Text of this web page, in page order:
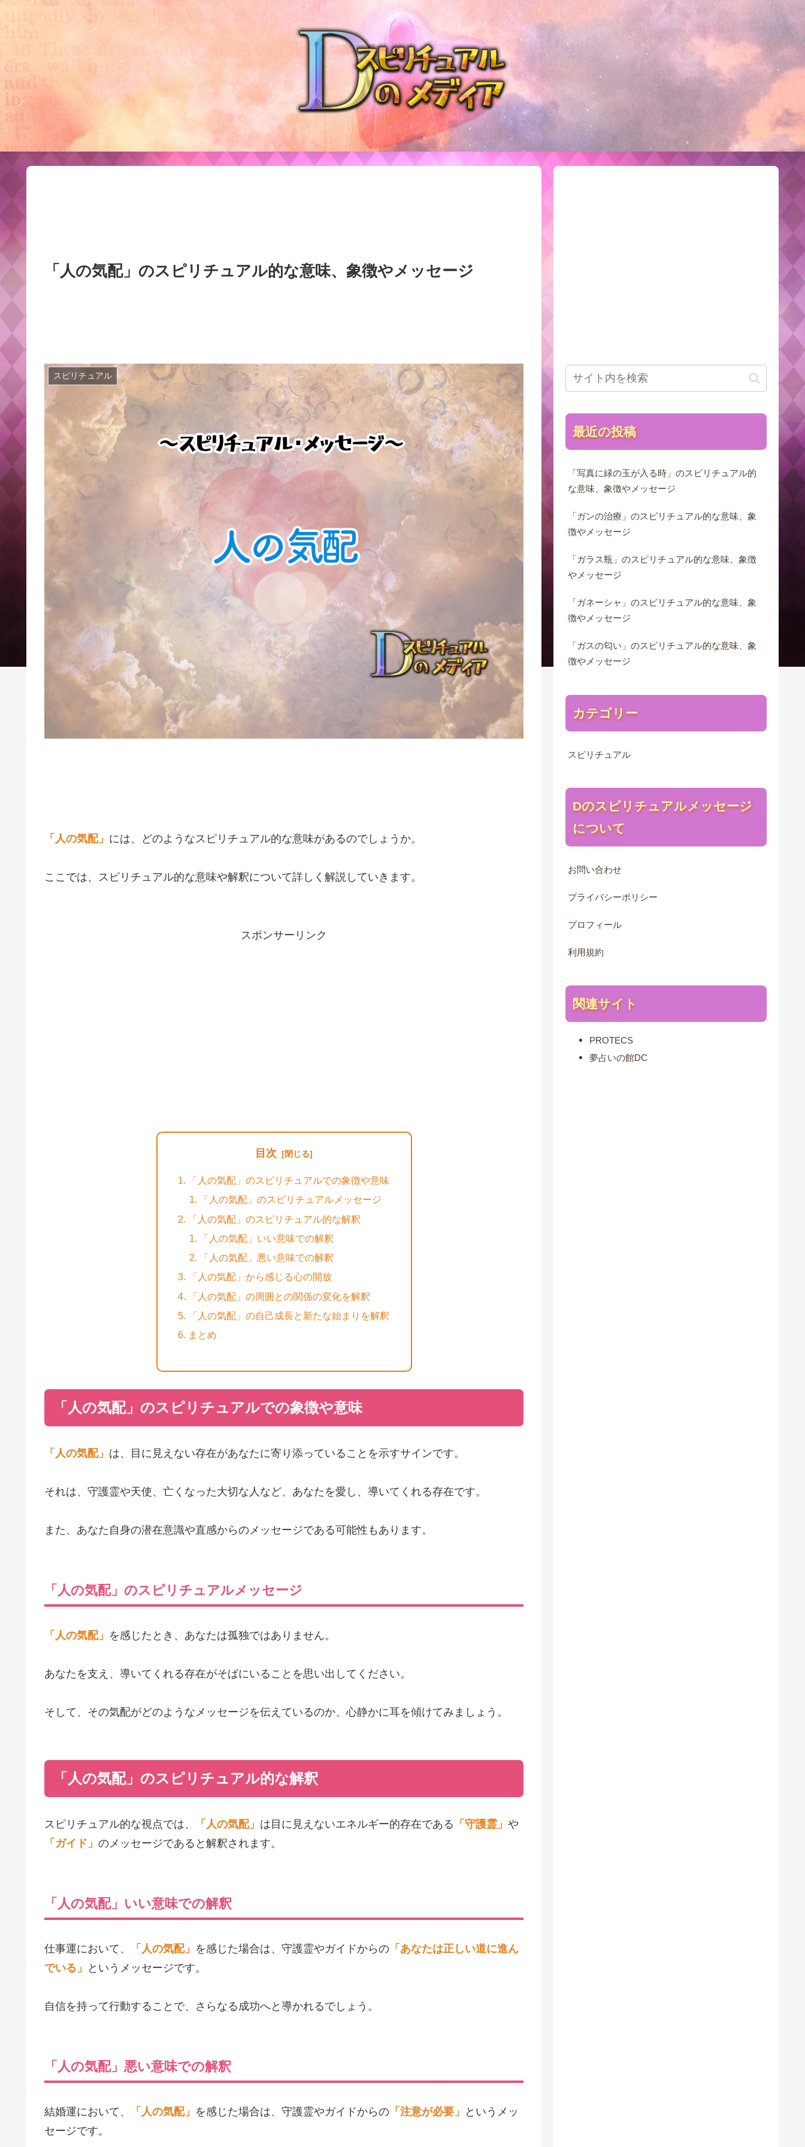
「人の気配」のスピリチュアル的な意味、象徴やメッセージ
スピリチュアル
「人の気配」 には、どのようなスピリチュアル的な意味があるのでしょうか。
ここでは、スピリチュアル的な意味や解釈について詳しく解説していきます。
スポンサーリンク
目次
「人の気配」のスピリチュアルでの象徴や意味
「人の気配」のスピリチュアルメッセージ
「人の気配」のスピリチュアル的な解釈
「人の気配」いい意味での解釈
「人の気配」悪い意味での解釈
「人の気配」から感じる心の開放
「人の気配」の周囲との関係の変化を解釈
「人の気配」の自己成長と新たな始まりを解釈
まとめ
「人の気配」のスピリチュアルでの象徴や意味
「人の気配」 は、目に見えない存在があなたに寄り添っていることを示すサインです。
それは、守護霊や天使、亡くなった大切な人など、あなたを愛し、導いてくれる存在です。
また、あなた自身の潜在意識や直感からのメッセージである可能性もあります。
「人の気配」のスピリチュアルメッセージ
「人の気配」 を感じたとき、あなたは孤独ではありません。
あなたを支え、導いてくれる存在がそばにいることを思い出してください。
そして、その気配がどのようなメッセージを伝えているのか、心静かに耳を傾けてみましょう。
「人の気配」のスピリチュアル的な解釈
スピリチュアル的な視点では、 「人の気配」 は目に見えないエネルギー的存在である 「守護霊」 や
「ガイド」 のメッセージであると解釈されます。
「人の気配」いい意味での解釈
仕事運において、 「人の気配」 を感じた場合は、守護霊やガイドからの 「あなたは正しい道に進ん
でいる」
というメッセージです。
自信を持って行動することで、さらなる成功へと導かれるでしょう。
「人の気配」悪い意味での解釈
結婚運において、 「人の気配」 を感じた場合は、守護霊やガイドからの 「注意が必要」
というメッ
セージです。
最近の投稿
「写真に緑の玉が入る時」のスピリチュアル的
な意味、象徴やメッセージ
「ガンの治療」のスピリチュアル的な意味、象
徴やメッセージ
「ガラス瓶」のスピリチュアル的な意味、象徴
やメッセージ
「ガネーシャ」のスピリチュアル的な意味、象
徴やメッセージ
「ガスの匂い」のスピリチュアル的な意味、象
徴やメッセージ
カテゴリー
スピリチュアル
Dのスピリチュアルメッセージ
について
お問い合わせ
プライバシーポリシー
プロフィール
利用規約
関連サイト
PROTECS
夢占いの館DC